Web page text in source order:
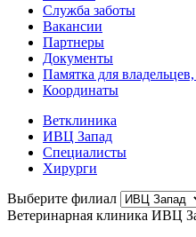
Служба заботы
Вакансии
Партнеры
Документы
Памятка для
Координаты
Ветклиника
ИВЦ Запад
Специалисты
Хирурги
Выберите филиал
Ветеринарная клиника ИВЦ